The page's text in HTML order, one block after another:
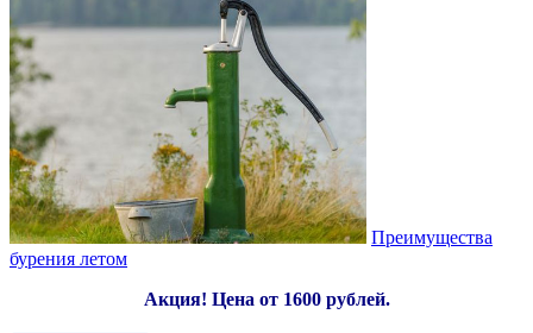
Преимущества
бурения летом
Акция! Цена от 1600 рублей.